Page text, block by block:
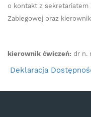
o kontakt z sekretariatem
Zabiegowej oraz
kierownik ćwiczeń: dr n.
Deklaracja